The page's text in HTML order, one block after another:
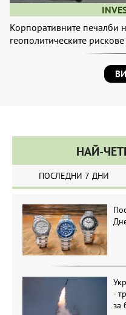
Корпоративните печалби
геополитическите
НАЙ-
ПОСЛЕДНИ 7 ДНИ
-
за